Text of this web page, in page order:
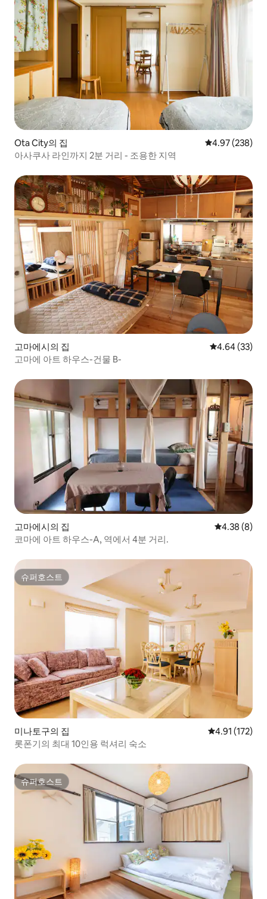
Ota City의 집 평점 4.97점(5
4.97 (238)
아사쿠사 라인까지 2분 거리 - 조용한 지역
고마에시의 집 평점 4.64점(5
4.64 (33)
고마에 아트 하우스-건물 B-
고마에시의 집 평점 4.38점
4.38 (8)
코마에 아트 하우스-A, 역에서 4분 거리.
슈퍼호스트
슈퍼호스트
미나토구의 집 평점 4.91점(5
4.91 (172)
롯폰기의 최대 10인용 럭셔리 숙소
슈퍼호스트
슈퍼호스트